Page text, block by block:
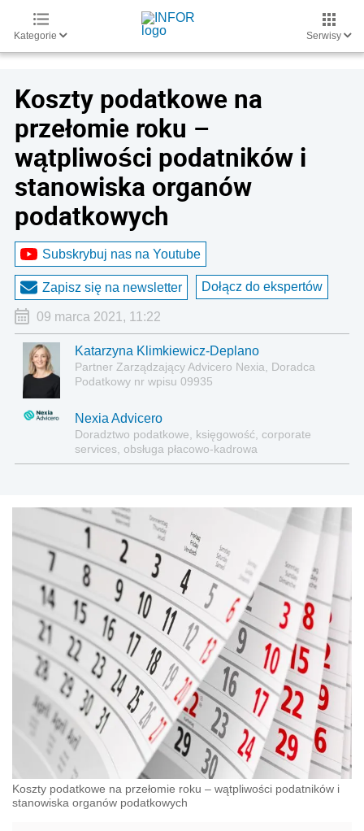
Kategorie Serwisy
Koszty podatkowe na
przełomie roku –
wątpliwości podatników i
stanowiska organów
podatkowych
Subskrybuj nas na Youtube
Zapisz się na newsletter Dołącz do ekspertów
09 marca 2021, 11:22
Katarzyna Klimkiewicz-Deplano
Partner Zarządzający Advicero Nexia, Doradca
Podatkowy nr wpisu 09935
Nexia Advicero
Doradztwo podatkowe, księgowość, corporate
services, obsługa płacowo-kadrowa
Koszty podatkowe na przełomie roku – wątpliwości podatników i
stanowiska organów podatkowych